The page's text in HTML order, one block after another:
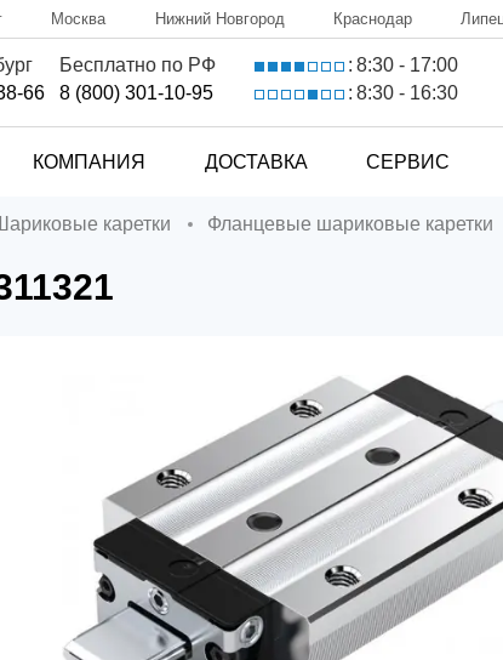
Москва Нижний Новгород Краснодар
66
Бесплатно по РФ
8 (800) 301-10-95
: 8:30 - 17:00
: 8:30 - 16:30
КОМПАНИЯ ДОСТАВКА СЕРВИС
Шариковые каретки Фланцевые шариковые каретки